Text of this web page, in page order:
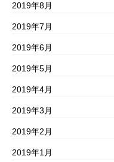
2019年8月
2019年7月
2019年6月
2019年5月
2019年4月
2019年3月
2019年2月
2019年1月